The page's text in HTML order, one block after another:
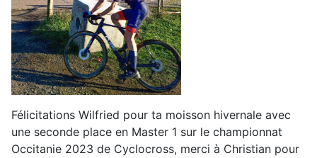
Félicitations Wilfried pour ta moisson hivernale avec
une seconde place en Master 1 sur le championnat
Occitanie 2023 de Cyclocross, merci à Christian pour